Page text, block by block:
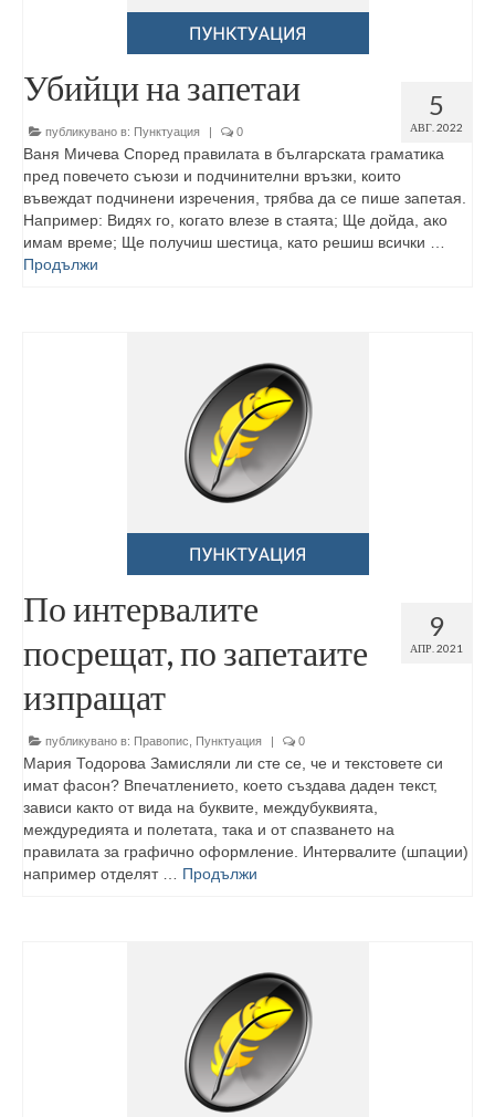
5
АВГ. 2022
Убийци на запетаи
публикувано в: Пунктуация | 0
Ваня Мичева Според правилата в българската граматика
пред повечето съюзи и подчинителни връзки, които
въвеждат подчинени изречения, трябва да се пише запетая.
Например: Видях го, когато влезе в стаята; Ще дойда, ако
имам време; Ще получиш шестица, като решиш всички …
Продължи
9
АПР. 2021
По интервалите
посрещат, по запетаите
изпращат
публикувано в: Правопис Пунктуация | 0
Мария Тодорова Замисляли ли сте се, че и текстовете си
имат фасон? Впечатлението, което създава даден текст,
зависи както от вида на буквите, междубуквията,
междуредията и полетата, така и от спазването на
правилата за графично оформление. Интервалите (шпации)
например отделят … Продължи